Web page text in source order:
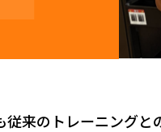
来のトレーニングと